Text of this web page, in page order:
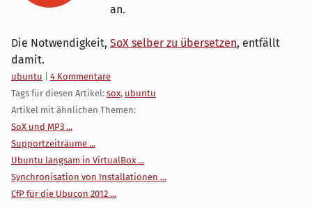
an.
Die Notwendigkeit, SoX selber zu übersetzen, entfällt
damit.
Kategorien:
ubuntu
4 Kommentare
Tags für diesen Artikel: sox, ubuntu
Artikel mit ähnlichen Themen:
SoX und MP3 ...
Supportzeiträume ...
Ubuntu langsam in VirtualBox ...
Synchronisation von Installationen ...
CfP für die Ubucon 2012 ...